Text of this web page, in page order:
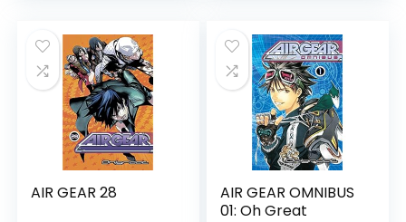
AIR GEAR 28
AIR GEAR OMNIBUS
01: Oh Great